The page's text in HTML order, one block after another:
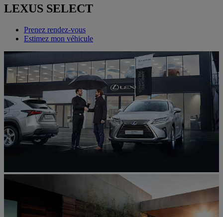
LEXUS SELECT
Prenez rendez-vous
Estimez mon véhicule